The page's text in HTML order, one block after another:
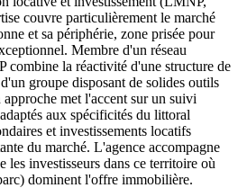
couvre particulièrement le marché
et sa périphérie, zone prisée pour
Membre d'un réseau
combine la réactivité d'une structure de
groupe disposant de solides outils
met l'accent sur un suivi
aux spécificités du littoral
et investissements locatifs
du marché. L'agence accompagne
les investisseurs dans ce territoire où
dominent l'offre immobilière.